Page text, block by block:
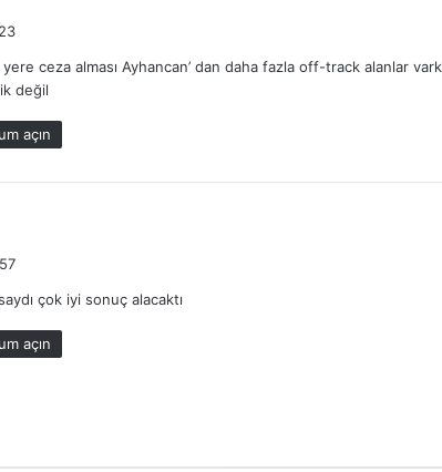
ceza alması Ayhancan’ dan daha fazla off-track alanlar
değil
açın
çok iyi sonuç alacaktı
açın